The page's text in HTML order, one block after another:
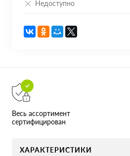
Недоступно
Весь ассортимент
сертифицирован
ХАРАКТЕРИСТИКИ